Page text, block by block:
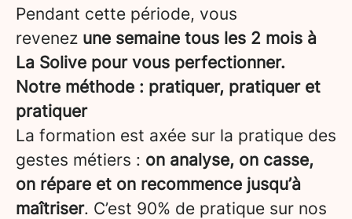
Pendant cette période, vous
revenez une semaine tous les 2 mois à
La Solive pour vous perfectionner.
Notre méthode : pratiquer, pratiquer et
pratiquer
La formation est axée sur la pratique des
gestes métiers : on analyse, on casse,
on répare et on recommence jusqu’à
maîtriser. C’est 90% de pratique sur nos